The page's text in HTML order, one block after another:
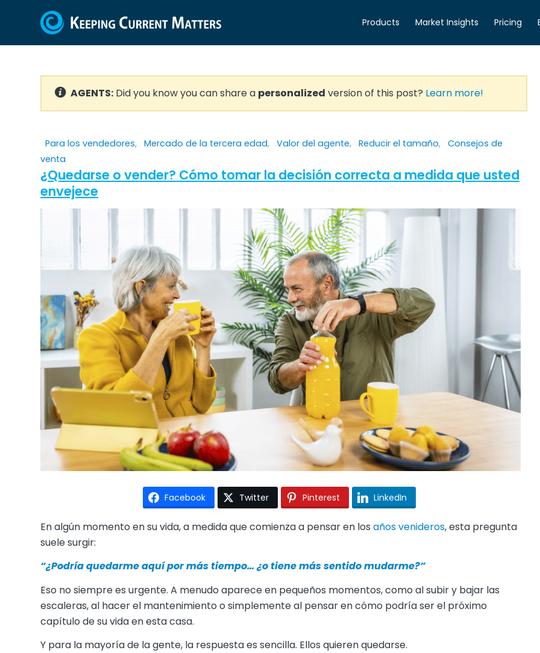
Products Market Insights Pricing
AGENTS: Did you know you can share a personalized version of this post? Learn more!
Para los vendedores, Mercado de la tercera edad, Valor del agente, Reducir el tamaño, Consejos de
venta
¿Quedarse o vender? Cómo tomar la decisión correcta a medida que usted
envejece
Facebook Twitter Pinterest LinkedIn
En algún momento en su vida, a medida que comienza a pensar en los años venideros, esta pregunta
suele surgir:
“¿Podría quedarme aquí por más tiempo… ¿o tiene más sentido mudarme?”
Eso no siempre es urgente. A menudo aparece en pequeños momentos, como al subir y bajar las
escaleras, al hacer el mantenimiento o simplemente al pensar en cómo podría ser el próximo
capítulo de su vida en esta casa.
Y para la mayoría de la gente, la respuesta es sencilla. Ellos quieren quedarse.